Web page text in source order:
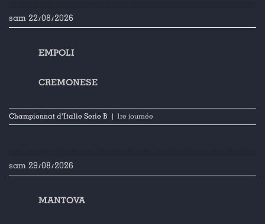
sam 22/08/2026
EMPOLI
CREMONESE
Championnat d'Italie Serie B | 1re journée
sam 29/08/2026
MANTOVA